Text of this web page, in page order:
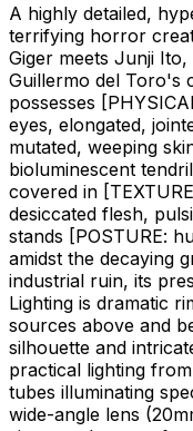
A highly detailed,
terrifying horror
Giger meets Junji
Guillermo del Toro's
possesses
eyes, elongated,
mutated, weeping
bioluminescent
covered in
desiccated flesh,
stands [POSTURE:
amidst the decaying
industrial ruin, its
Lighting is dramatic
sources above and
silhouette and
practical lighting
tubes illuminating
wide-angle lens